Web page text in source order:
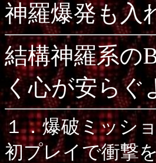
神羅爆発も入
結構神羅系
く心が安ら
１．爆破ミッシ
初プレイで衝撃